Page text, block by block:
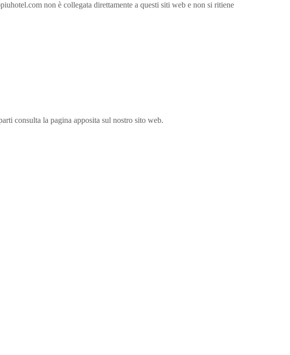
non è collegata direttamente a questi siti web e non si ritiene
consulta la pagina apposita sul nostro sito web.